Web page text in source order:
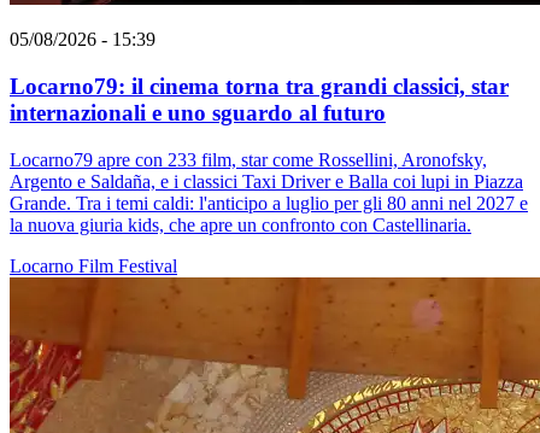
05/08/2026 - 15:39
Locarno79: il cinema torna tra grandi classici, star
internazionali e uno sguardo al futuro
Locarno79 apre con 233 film, star come Rossellini, Aronofsky,
Argento e Saldaña, e i classici Taxi Driver e Balla coi lupi in Piazza
Grande. Tra i temi caldi: l'anticipo a luglio per gli 80 anni nel 2027 e
la nuova giuria kids, che apre un confronto con Castellinaria.
Locarno Film Festival